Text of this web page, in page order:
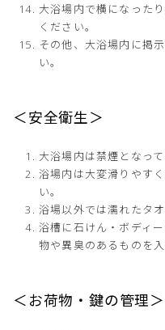
大浴場内で横になった
ください。
その他、大浴場内に掲
い。
＜安全衛生＞
大浴場内は禁煙となって
浴場内は大変滑りやす
い。
浴場以外では濡れたタ
浴槽に石けん・ボディ
物や異臭のあるものを
＜お荷物・鍵の管理＞